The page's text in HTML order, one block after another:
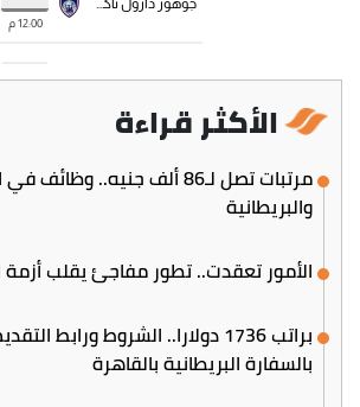
الأكثر قراءة
مرتبات تصل لـ86 ألف جنيه..
والبريطانية
الأمور تعقدت.. تطور مفاجئ يقلب أزمة
براتب 1736 دولارا.. الشروط ورابط
بالسفارة البريطانية بالقاهرة